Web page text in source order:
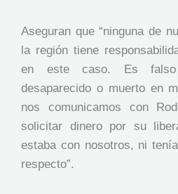
Aseguran que “ninguna de
la región tiene
en este caso. Es
desaparecido o muerto en
nos comunicamos con
solicitar dinero por su
estaba con nosotros, ni
respecto”.